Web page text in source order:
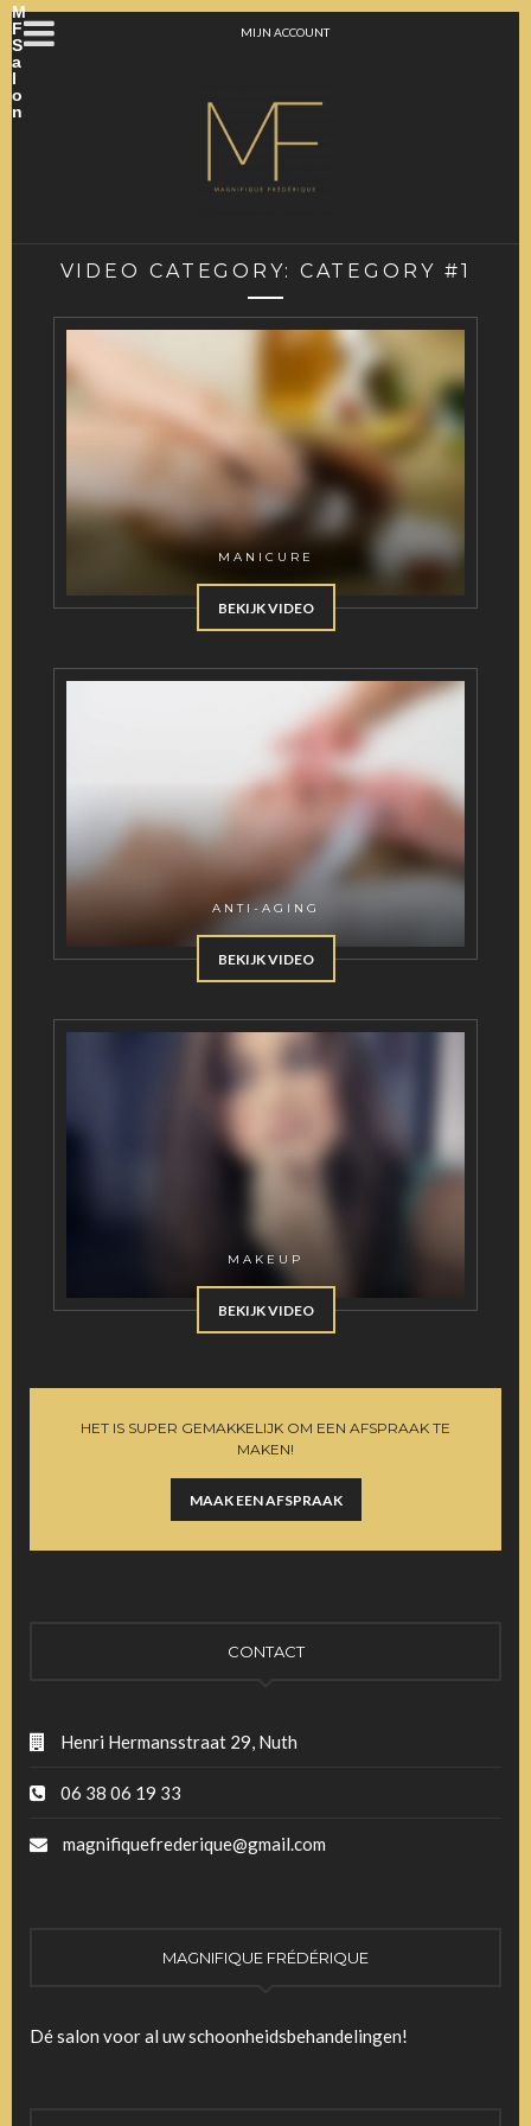
M
F
S
a
l
o
n
MIJN ACCOUNT
VIDEO CATEGORY: CATEGORY #1
MANICURE
BEKIJK VIDEO
ANTI-AGING
BEKIJK VIDEO
MAKEUP
BEKIJK VIDEO
HET IS SUPER GEMAKKELIJK OM EEN AFSPRAAK TE
MAKEN!
MAAK EEN AFSPRAAK
CONTACT
Henri Hermansstraat 29, Nuth
06 38 06 19 33
magnifiquefrederique@gmail.com
MAGNIFIQUE FRÉDÉRIQUE
Dé salon voor al uw schoonheidsbehandelingen!